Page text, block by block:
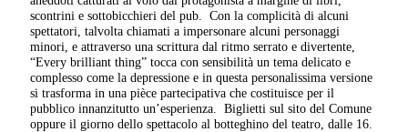
scontrini e sottobicchieri del pub.
Con la complicità di alcuni
spettatori, talvolta chiamati a impersonare alcuni personaggi
minori, e attraverso una scrittura dal ritmo serrato e divertente,
“Every brilliant thing” tocca con sensibilità un tema delicato e
complesso come la depressione e in questa personalissima versione
si trasforma in una pièce partecipativa che costituisce per il
pubblico innanzitutto un’esperienza.
Biglietti sul sito del Comune
oppure il giorno dello spettacolo al botteghino del teatro, dalle 16.